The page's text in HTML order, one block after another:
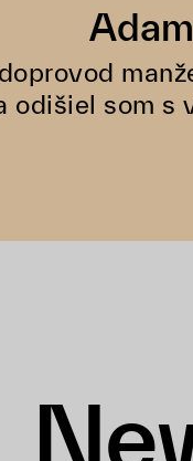
odišiel som s